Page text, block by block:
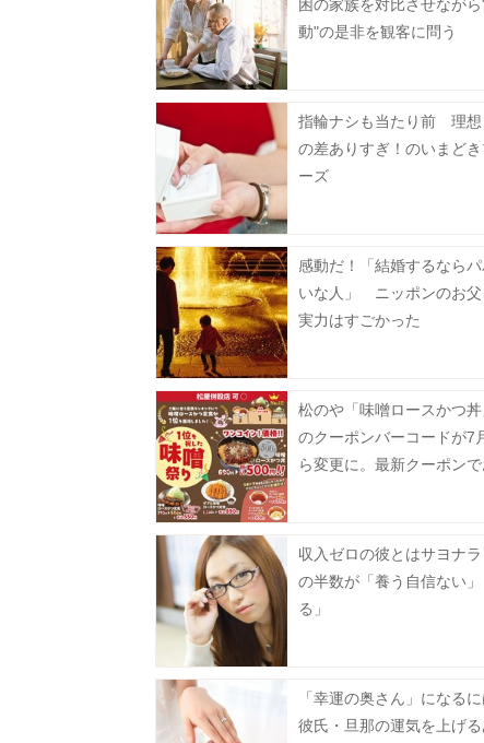
困の家族を対比させなが
動"の是非を観客に問う
指輪ナシも当たり前 理想
の差ありすぎ！のいまど
ーズ
感動だ！「結婚するならパ
いな人」 ニッポンのお父
実力はすごかった
松のや「味噌ロースかつ
のクーポンバーコードが7
ら変更に。最新クーポン
収入ゼロの彼とはサヨナ
の半数が「養う自信ない
る」
「幸運の奥さん」になる
彼氏・旦那の運気を上げる